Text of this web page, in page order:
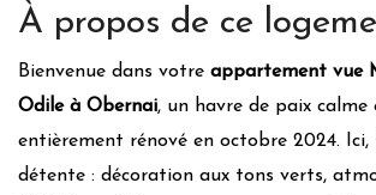
Matériaux de construction locaux
Peintures et enduits naturels
Triple vitrage
Utilisation de lampes à économie
Chauffage :Fuel / électricité
À propos de ce
Bienvenue dans votre appartement vue
Odile à Obernai, un havre de paix calme
entièrement rénové en octobre 2024.
détente : décoration aux tons verts,